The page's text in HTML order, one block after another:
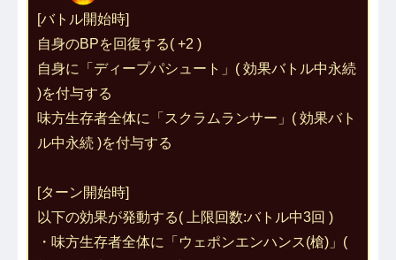
[バトル開始時]
自身のBPを回復する( +2 )
自身に「 ディープパシュート 」( 効果バトル中永続
)を付与する
味方生存者全体に「 スクラムランサー 」( 効果バト
ル中永続 )を付与する
[ターン開始時]
以下の効果が発動する( 上限回数:バトル中3回 )
・味方生存者全体に「 ウェポンエンハンス(槍) 」(